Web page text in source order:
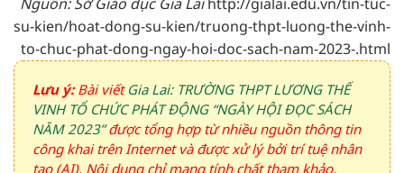
su-kien/hoat-dong-su-kien/truong-thpt-luong-the-vinh-
to-chuc-phat-dong-ngay-hoi-doc-sach-nam-2023-.html
Lưu ý:Bài viết Gia Lai: TRƯỜNG THPT LƯƠNG THẾ
VINH TỔ CHỨC PHÁT ĐỘNG “NGÀY HỘI ĐỌC SÁCH
NĂM 2023”được tổng hợp từ nhiều nguồn thông tin
công khai trên Internet và được xử lý bởi trí tuệ nhân
tạo (AI). Nội dung chỉ mang tính chất tham khảo,